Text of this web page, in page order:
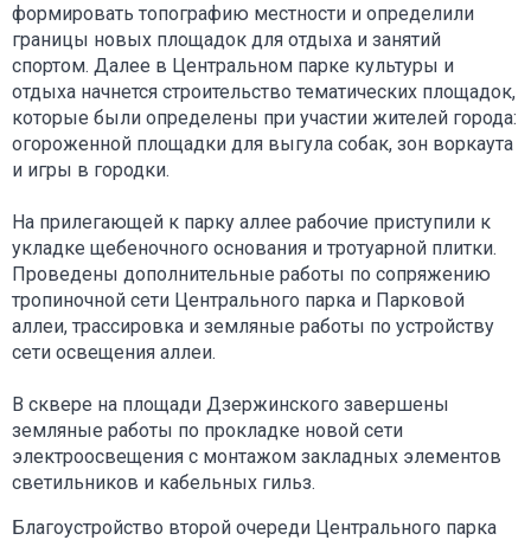
формировать топографию местности и определили
границы новых площадок для отдыха и занятий
спортом. Далее в Центральном парке культуры и
отдыха начнется строительство тематических площадок,
которые были определены при участии жителей города:
огороженной площадки для выгула собак, зон воркаута
и игры в городки.
На прилегающей к парку аллее рабочие приступили к
укладке щебеночного основания и тротуарной плитки.
Проведены дополнительные работы по сопряжению
тропиночной сети Центрального парка и Парковой
аллеи, трассировка и земляные работы по устройству
сети освещения аллеи.
В сквере на площади Дзержинского завершены
земляные работы по прокладке новой сети
электроосвещения с монтажом закладных элементов
светильников и кабельных гильз.
Благоустройство второй очереди Центрального парка